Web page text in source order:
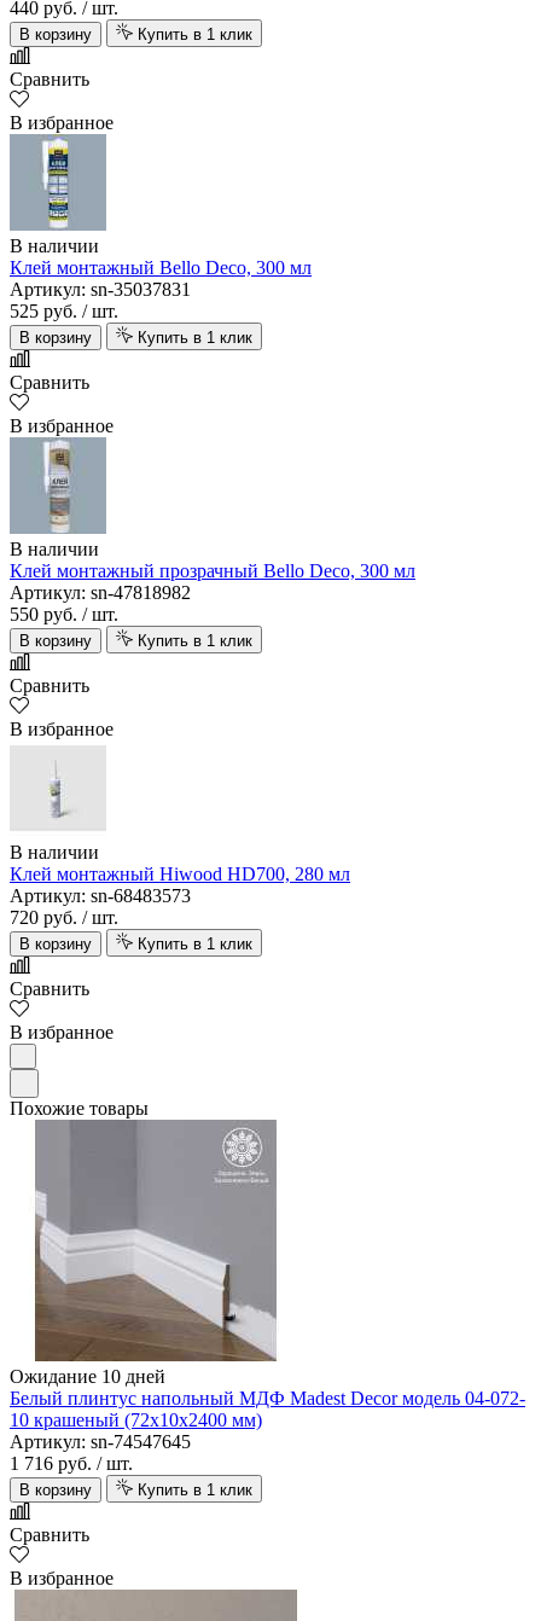
440 руб. / шт.
В корзину Купить в 1 клик
Сравнить
В избранное
В наличии
Клей монтажный Bello Deco, 300 мл
Артикул: sn-35037831
525 руб. / шт.
В корзину Купить в 1 клик
Сравнить
В избранное
В наличии
Клей монтажный прозрачный Bello Deco, 300 мл
Артикул: sn-47818982
550 руб. / шт.
В корзину Купить в 1 клик
Сравнить
В избранное
В наличии
Клей монтажный Hiwood HD700, 280 мл
Артикул: sn-68483573
720 руб. / шт.
В корзину Купить в 1 клик
Сравнить
В избранное
Похожие товары
Ожидание 10 дней
Белый плинтус напольный МДФ Madest Decor модель 04-072-
10 крашеный (72х10х2400 мм)
Артикул: sn-74547645
1 716 руб. / шт.
В корзину Купить в 1 клик
Сравнить
В избранное